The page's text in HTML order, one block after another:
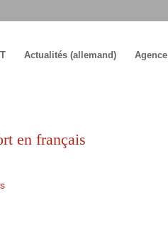
Actualités (allemand) Agence
en français